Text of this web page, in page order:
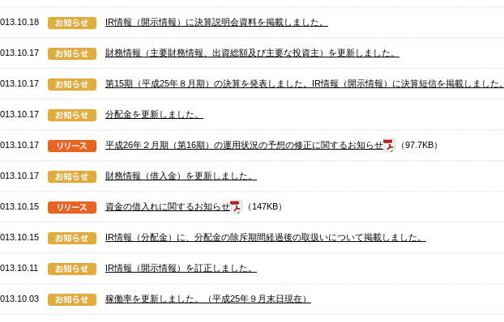
IR情報（開示情報）に決算説明会資料を掲載しました。
財務情報（主要財務情報、出資総額及び主要な投資主）を更新しました。
第15期（平成25年８月期）の決算を発表しました。IR情報（開示情報）に決算短信を掲載しました。
分配金を更新しました。
平成26年２月期（第16期）の運用状況の予想の修正に関するお知らせ （97.7KB）
財務情報（借入金）を更新しました。
資金の借入れに関するお知らせ （147KB）
IR情報（分配金）に、分配金の除斥期間経過後の取扱いについて掲載しました。
IR情報（開示情報）を訂正しました。
稼働率を更新しました。（平成25年９月末日現在）